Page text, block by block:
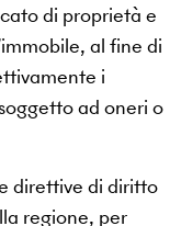
di proprietà e
al fine di
i
ad oneri o
direttive di diritto
regione, per